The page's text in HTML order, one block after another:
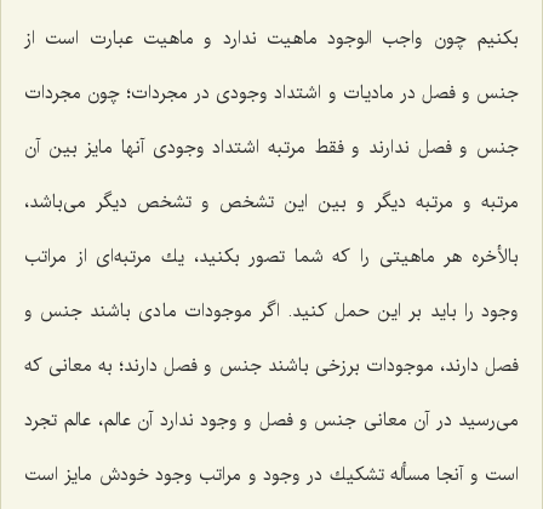
بكنیم چون واجب الوجود ماهیت ندارد و ماهیت عبارت است از
جنس و فصل در مادیات و اشتداد وجودى در مجردات؛ چون مجردات
جنس و فصل ندارند و فقط مرتبه اشتداد وجودى آنها مایز بین آن
مرتبه و مرتبه دیگر و بین این تشخص و تشخص دیگر مى‌باشد،
بالأخره هر ماهیتى را كه شما تصور بكنید، یك مرتبه‌اى از مراتب
وجود را باید بر این حمل كنید. اگر موجودات مادى باشند جنس و
فصل دارند، موجودات برزخى باشند جنس و فصل دارند؛ به معانى كه
مى‌رسید در آن معانى جنس و فصل و وجود ندارد آن عالم، عالم تجرد
است و آنجا مسأله تشكیك در وجود و مراتب وجود خودش مایز است